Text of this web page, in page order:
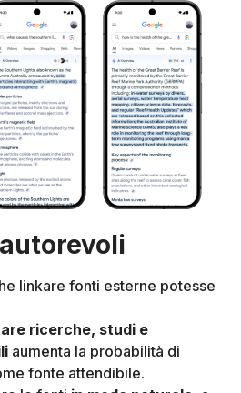
linkare fonti esterne potesse
ricerche, studi e
aumenta la probabilità di
fonte attendibile.